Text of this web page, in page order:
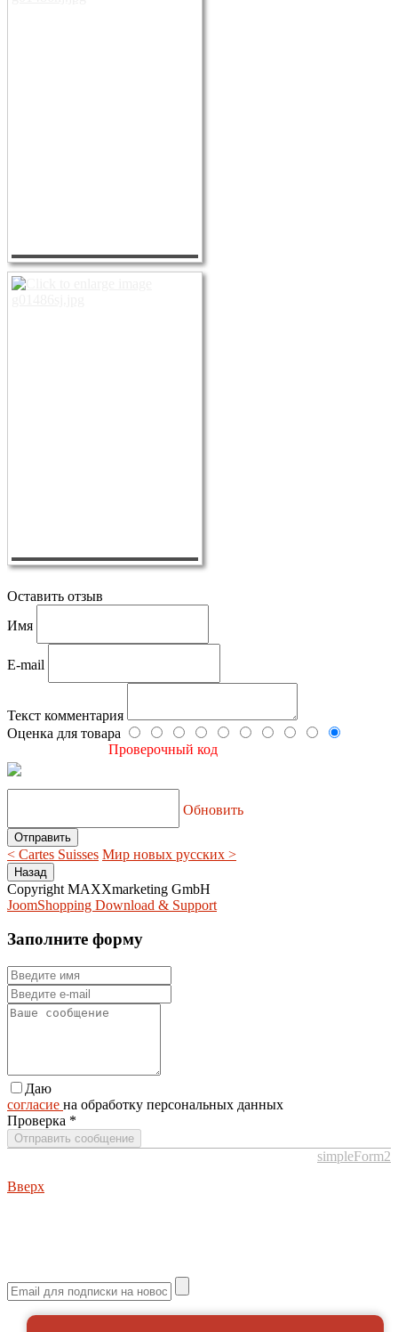
Оставить отзыв
Имя
E-mail
Текст комментария
Оценка для товара
Проверочный код
Обновить
< Cartes Suisses Мир новых русских >
Copyright MAXXmarketing GmbH
JoomShopping Download & Support
Заполните форму
Даю
согласие на обработку персональных данных
Проверка *
Отправить сообщение
simpleForm2
Вверх